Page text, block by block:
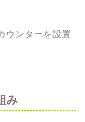
ウンターを設置
み